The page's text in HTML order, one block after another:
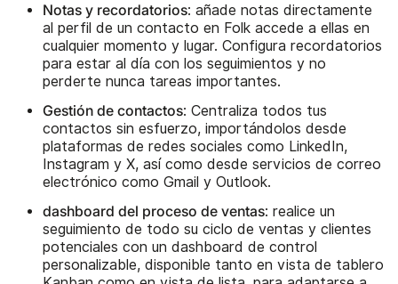
Notas y recordatorios: añade notas directamente
al perfil de un contacto en Folk accede a ellas en
cualquier momento y lugar. Configura recordatorios
para estar al día con los seguimientos y no
perderte nunca tareas importantes.
Gestión de contactos: Centraliza todos tus
contactos sin esfuerzo, importándolos desde
plataformas de redes sociales como LinkedIn,
Instagram y X, así como desde servicios de correo
electrónico como Gmail y Outlook.
dashboard del proceso de ventas: realice un
seguimiento de todo su ciclo de ventas y clientes
potenciales con un dashboard de control
personalizable, disponible tanto en vista de tablero